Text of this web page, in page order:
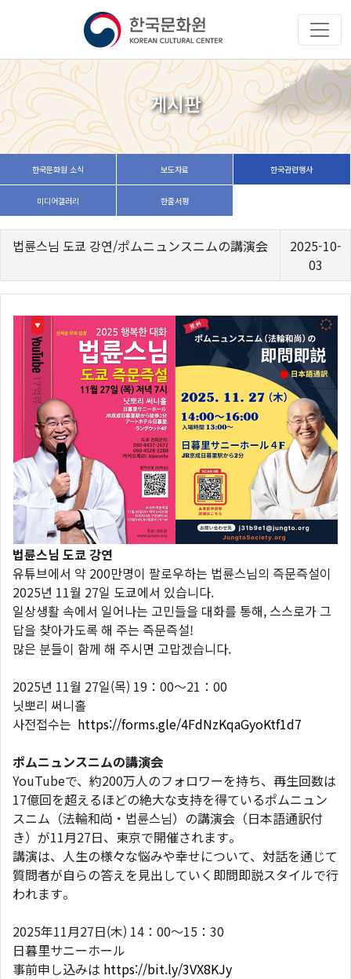
게시판
한국문화원 소식 보도자료 한국관련행사
미디어갤러리 한줄서평
법륜스님 도쿄 강연/ポムニュンスニムの講演会
2025-10-
03
법륜스님 도쿄 강연
유튜브에서 약 200만명이 팔로우하는 법륜스님의 즉문즉설이
2025년 11월 27일 도쿄에서 있습니다.
일상생활 속에서 일어나는 고민들을 대화를 통해, 스스로가 그
답을 찾아가도록 해 주는 즉문즉설!
많은 분들이 함께 해 주시면 고맙겠습니다.
2025년 11월 27일(목) 19：00～21：00
닛뽀리 써니홀
사전접수는 https://forms.gle/4FdNzKqaGyoKtf1d7
ポムニュンスニムの講演会
YouTubeで、約200万人のフォロワーを持ち、再生回数は
17億回を超えるほどの絶大な支持を得ているポムニュン
スニム（法輪和尚・법륜스님）の講演会（日本語通訳付
き）が11月27日、東京で開催されます。
講演は、人生の様々な悩みや幸せについて、対話を通じて
質問者が自らの答えを見出していく即問即説スタイルで行
われます。
2025年11月27日(木) 14：00～15：30
日暮里サニーホール
事前申し込みは https://bit.ly/3VX8KJy